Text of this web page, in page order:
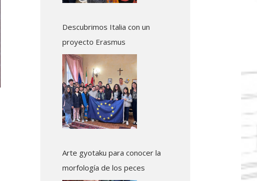
Descubrimos Italia con un
proyecto Erasmus
Arte gyotaku para conocer la
morfología de los peces